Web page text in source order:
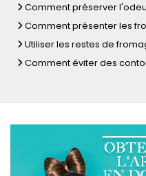
Comment préserver
Comment présenter les
Utiliser les restes de
Comment éviter des